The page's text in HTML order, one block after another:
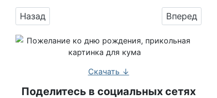
Предыдущий: Весёлая и прикольная
Назад Вперед
Скачать ↓
Поделитесь в социальных сетях